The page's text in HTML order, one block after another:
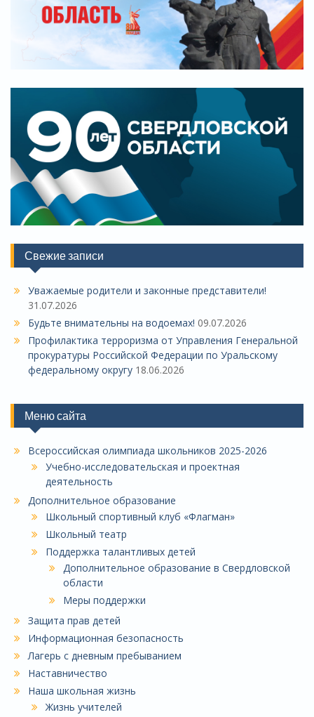
Свежие записи
Уважаемые родители и законные представители!
31.07.2026
Будьте внимательны на водоемах! 09.07.2026
Профилактика терроризма от Управления Генеральной
прокуратуры Российской Федерации по Уральскому
федеральному округу 18.06.2026
Меню сайта
Всероссийская олимпиада школьников 2025-2026
Учебно-исследовательская и проектная
деятельность
Дополнительное образование
Школьный спортивный клуб «Флагман»
Школьный театр
Поддержка талантливых детей
Дополнительное образование в Свердловской
области
Меры поддержки
Защита прав детей
Информационная безопасность
Лагерь с дневным пребыванием
Наставничество
Наша школьная жизнь
Жизнь учителей